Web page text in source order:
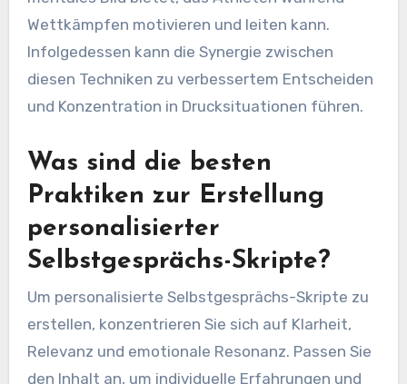
Wettkämpfen motivieren und leiten kann.
Infolgedessen kann die Synergie zwischen
diesen Techniken zu verbessertem Entscheiden
und Konzentration in Drucksituationen führen.
Was sind die besten
Praktiken zur Erstellung
personalisierter
Selbstgesprächs-Skripte?
Um personalisierte Selbstgesprächs-Skripte zu
erstellen, konzentrieren Sie sich auf Klarheit,
Relevanz und emotionale Resonanz. Passen Sie
den Inhalt an, um individuelle Erfahrungen und